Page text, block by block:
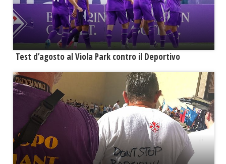
Test d’agosto al Viola Park contro il Deportivo